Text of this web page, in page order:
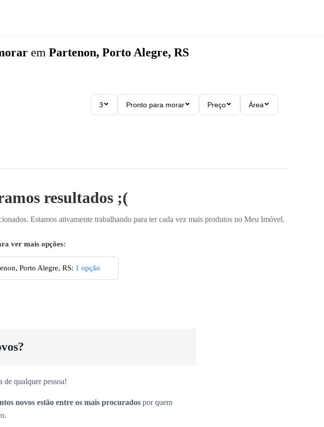
em Partenon, Porto Alegre, RS
3 Pronto para morar Preço Área
resultados ;(
Estamos ativamente trabalhando para ter cada vez mais produtos no Meu Imóvel.
ver mais opções:
Porto Alegre, RS: 1 opção
de qualquer pessoa!
novos estão entre os mais procurados por quem